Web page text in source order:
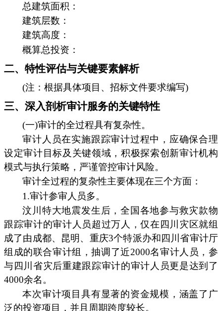
总建筑面积：
建筑层数：
建筑高度：
概算总投资：
二、特性评估与关键要素解析
(注：根据具体项目、招标文件要求编写)
三、深入剖析审计服务的关键特性
(一)审计的全过程具有复杂性。
审计人员在实施跟踪审计过程中，应确保合理
设定审计目标及关键领域，积极探索创新审计机构
模式与执行策略，严谨管控审计风险。
审计全过程的复杂性主要体现在三个方面：
1.审计参审人员多。
汶川特大地震发生后，全国各地参与救灾款物
跟踪审计的审计人员超过万人，仅在四川灾区就组
成了由成都、昆明、重庆3个特派办和四川省审计厅
组成的联合审计组，抽调了近2000名审计人员，参
与四川省灾后重建跟踪审计的审计人员更是达到了
4000余名。
本次审计项目具有显著的资金规模，涵盖了广
泛的投资项目，并且周期跨度较长。